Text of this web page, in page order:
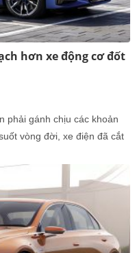
hơn xe động cơ đốt
phải gánh chịu các khoản
vòng đời, xe điện đã cắt